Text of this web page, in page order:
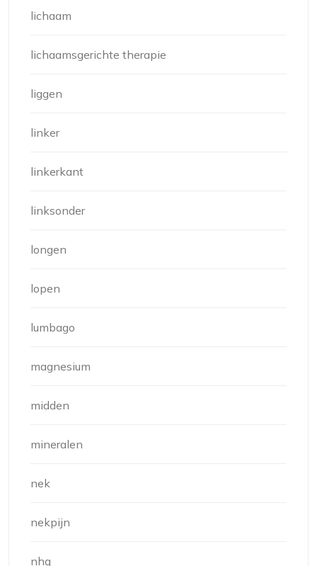
lichaam
lichaamsgerichte therapie
liggen
linker
linkerkant
linksonder
longen
lopen
lumbago
magnesium
midden
mineralen
nek
nekpijn
nhg